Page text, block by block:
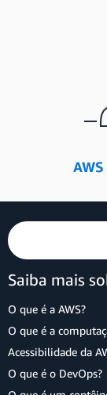
Saiba mais
O que é a AWS?
O que é a
Acessibilidade da
O que é o DevOps?